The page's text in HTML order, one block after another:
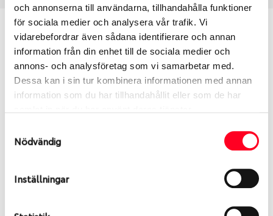
och annonserna till användarna, tillhandahålla funktioner
för sociala medier och analysera vår trafik. Vi
vidarebefordrar även sådana identifierare och annan
information från din enhet till de sociala medier och
annons- och analysföretag som vi samarbetar med.
Dessa kan i sin tur kombinera informationen med annan
information som du har tillhandahållit eller som de har
Nödvändig
Inställningar
Passar detta däck min bil?
Ange registreringsnummer för att se om det däck
du valt passar din bilmodell. Om du köper däck som
skall sättas på dina befintliga fälgar, se till att kolla
årens lopp och inte vara samma dimension som
bilen hade ut från fabrik.